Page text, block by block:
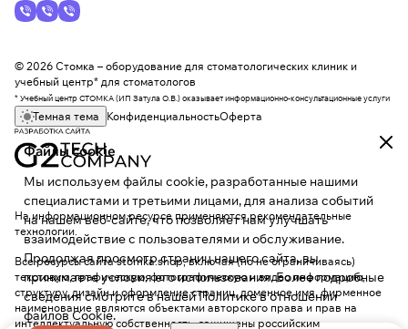
Файлы cookie
Мы используем файлы cookie, разработанные нашими
специалистами и третьими лицами, для анализа событий
на нашем веб-сайте, что позволяет нам улучшать
взаимодействие с пользователями и обслуживание.
Продолжая просмотр страниц нашего сайта, вы
принимаете условия его использования. Более подробные
сведения смотрите в нашейПолитике в отношении
файлов Cookie.
© 2026 Стомка – оборудование для стоматологических клиник и
учебный центр* для стоматологов
* Учебный центр СТОМКА (ИП Затула О.В.) оказывает информационно-консультационные услуги
Темная тема КонфиденциальностьОферта
На информационном ресурсе применяютсярекомендательные
технологии
Все ресурсы сайта stomka.shop, включая (но не ограничиваясь)
текстовую, графическую, фотографическую и видео информацию,
структуру, дизайн и оформление страниц, доменное имя, фирменное
наименование являются объектами авторского права и прав на
интеллектуальную собственность, защищены российским